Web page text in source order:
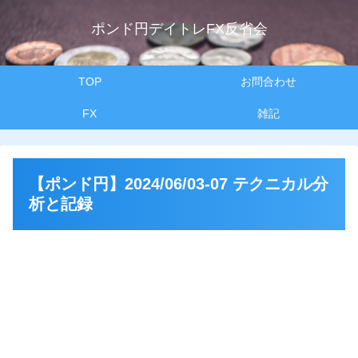
ポンド円デイトレFX反省会
TOP お問合わせ
FX 雑記
【ポンド円】2024/06/03-07 テクニカル分
析と記録